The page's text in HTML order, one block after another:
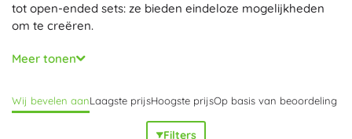
tot open-ended sets: ze bieden eindeloze mogelijkheden
om te creëren.
Zorgvuldig vervaardigde onderdelen van beuken- of
esdoornhout hebben gladgeschuurde, afgeronde randen
Dankzij deduurzame afwerkingen nauwkeurige
afmetingen passen ze gemakkelijk op elkaar, blijven ze
Meer tonen
Wij bevelen aanLaagste prijsHoogste prijsOp basis van beoordeling
Filters